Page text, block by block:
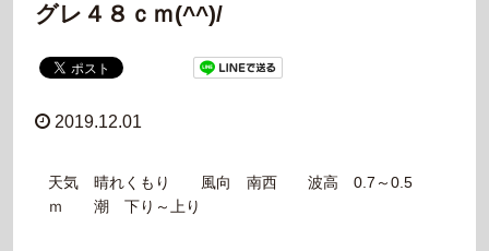
グレ４８ｃｍ(^^)/
2019.12.01
天気 晴れくもり 風向 南西 波高 0.7～0.5
ｍ 潮 下り～上り